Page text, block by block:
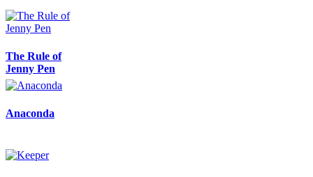
The Rule of
Jenny Pen
Anaconda